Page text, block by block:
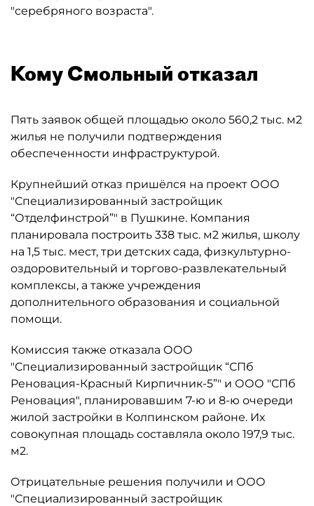
"серебряного возраста".
Кому Смольный отказал
Пять заявок общей площадью около 560,2 тыс. м2
жилья не получили подтверждения
обеспеченности инфраструктурой.
Крупнейший отказ пришёлся на проект ООО
"Специализированный застройщик
“Отделфинстрой”" в Пушкине. Компания
планировала построить 338 тыс. м2 жилья, школу
на 1,5 тыс. мест, три детских сада, физкультурно-
оздоровительный и торгово-развлекательный
комплексы, а также учреждения
дополнительного образования и социальной
помощи.
Комиссия также отказала ООО
"Специализированный застройщик “СПб
Реновация-Красный Кирпичник-5”" и ООО "СПб
Реновация", планировавшим 7-ю и 8-ю очереди
жилой застройки в Колпинском районе. Их
совокупная площадь составляла около 197,9 тыс.
м2.
Отрицательные решения получили и ООО
"Специализированный застройщик